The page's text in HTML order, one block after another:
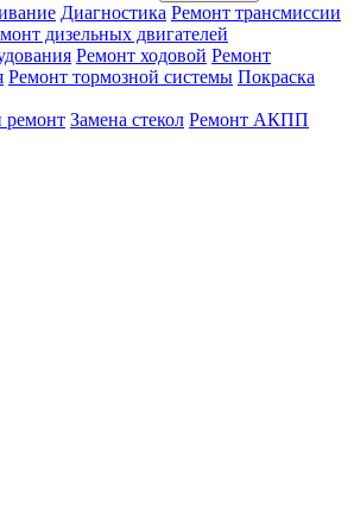
Диагностика Ремонт трансмиссии
дизельных двигателей
Ремонт ходовой Ремонт
Ремонт тормозной системы Покраска
ремонт Замена стекол Ремонт АКПП